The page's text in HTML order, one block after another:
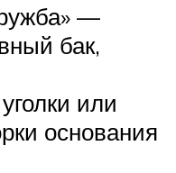
—
бак,
или
основания